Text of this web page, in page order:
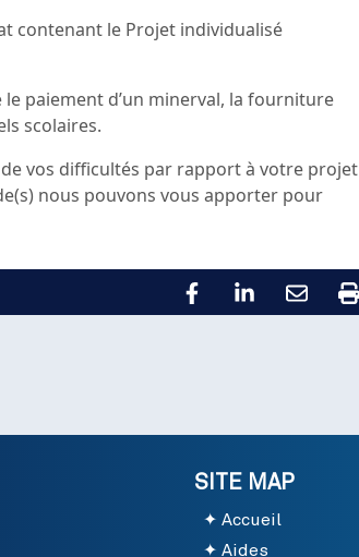
contenant le Projet individualisé
le paiement d’un minerval, la fourniture
scolaires.
vos difficultés par rapport à votre projet
nous pouvons vous apporter pour
SITE MAP
Accueil
Aides